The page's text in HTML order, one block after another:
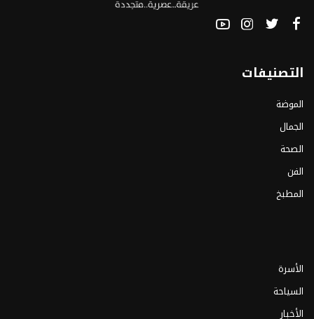
التصنيفات
الموضة
الجمال
الصحة
الفن
المطبخ
الأسرة
السياحة
الأخبار